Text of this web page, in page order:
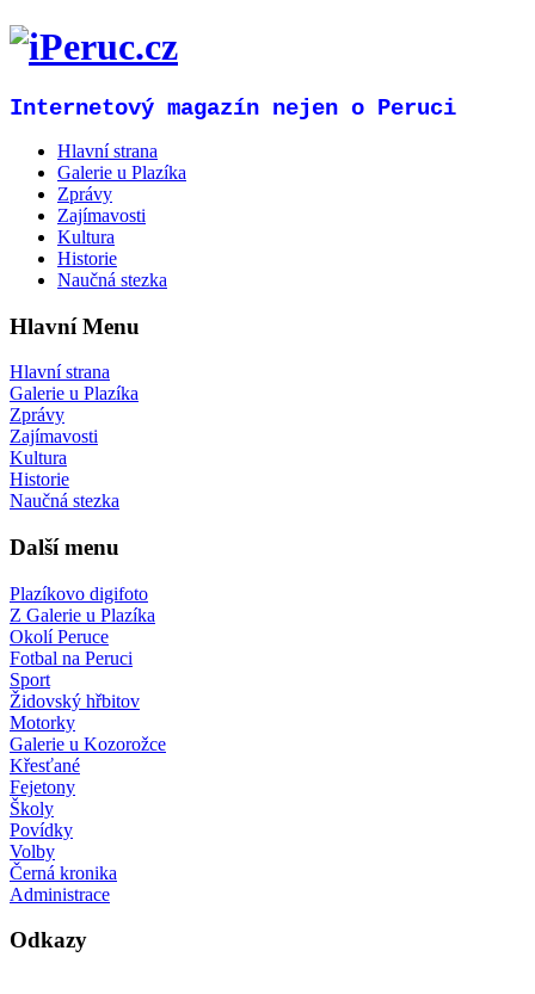
Internetový magazín nejen o Peruci
Hlavní strana
Galerie u Plazíka
Zprávy
Zajímavosti
Kultura
Historie
Naučná stezka
Hlavní Menu
Hlavní strana
Galerie u Plazíka
Zprávy
Zajímavosti
Kultura
Historie
Naučná stezka
Další menu
Plazíkovo digifoto
Z Galerie u Plazíka
Okolí Peruce
Fotbal na Peruci
Sport
Židovský hřbitov
Motorky
Galerie u Kozorožce
Křesťané
Fejetony
Školy
Povídky
Volby
Černá kronika
Administrace
Odkazy